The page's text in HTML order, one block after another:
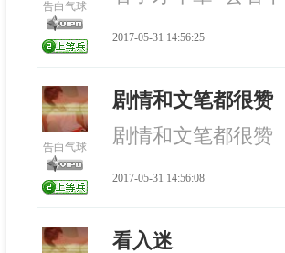
告白气球
2017-05-31 14:56:25
告白气球
剧情和文笔都很赞
剧情和文笔都很赞
2017-05-31 14:56:08
看入迷